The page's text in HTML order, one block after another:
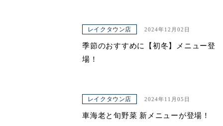
レイクタウン店 2024年12月02日
季節のおすすめに【初冬】メニュー登
場！
レイクタウン店 2024年11月05日
車海老と旬野菜 新メニューが登場！